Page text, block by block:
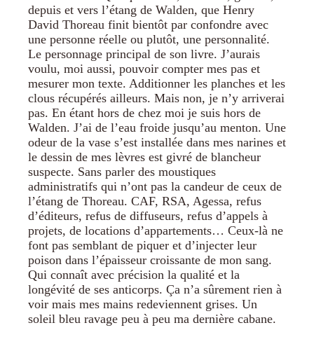
depuis et vers l’étang de Walden, que Henry
David Thoreau finit bientôt par confondre avec
une personne réelle ou plutôt, une personnalité.
Le personnage principal de son livre. J’aurais
voulu, moi aussi, pouvoir compter mes pas et
mesurer mon texte. Additionner les planches et les
clous récupérés ailleurs. Mais non, je n’y arriverai
pas. En étant hors de chez moi je suis hors de
Walden. J’ai de l’eau froide jusqu’au menton. Une
odeur de la vase s’est installée dans mes narines et
le dessin de mes lèvres est givré de blancheur
suspecte. Sans parler des moustiques
administratifs qui n’ont pas la candeur de ceux de
l’étang de Thoreau. CAF, RSA, Agessa, refus
d’éditeurs, refus de diffuseurs, refus d’appels à
projets, de locations d’appartements… Ceux-là ne
font pas semblant de piquer et d’injecter leur
poison dans l’épaisseur croissante de mon sang.
Qui connaît avec précision la qualité et la
longévité de ses anticorps. Ça n’a sûrement rien à
voir mais mes mains redeviennent grises. Un
soleil bleu ravage peu à peu ma dernière cabane.